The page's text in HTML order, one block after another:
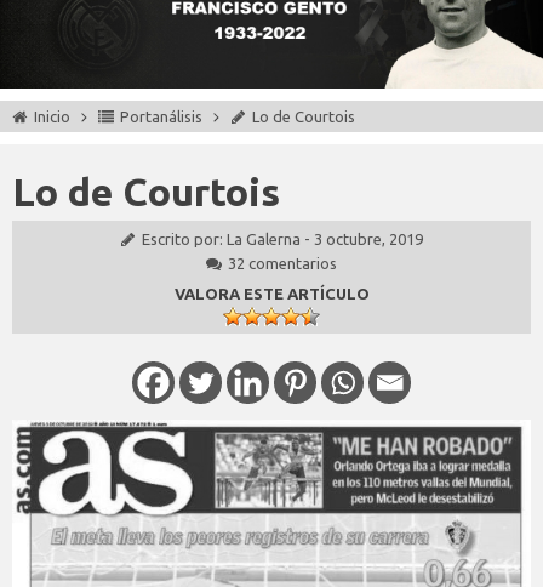
Inicio Portanálisis Lo de Courtois
Lo de Courtois
Escrito por: La Galerna - 3 octubre, 2019
32 comentarios
VALORA ESTE ARTÍCULO